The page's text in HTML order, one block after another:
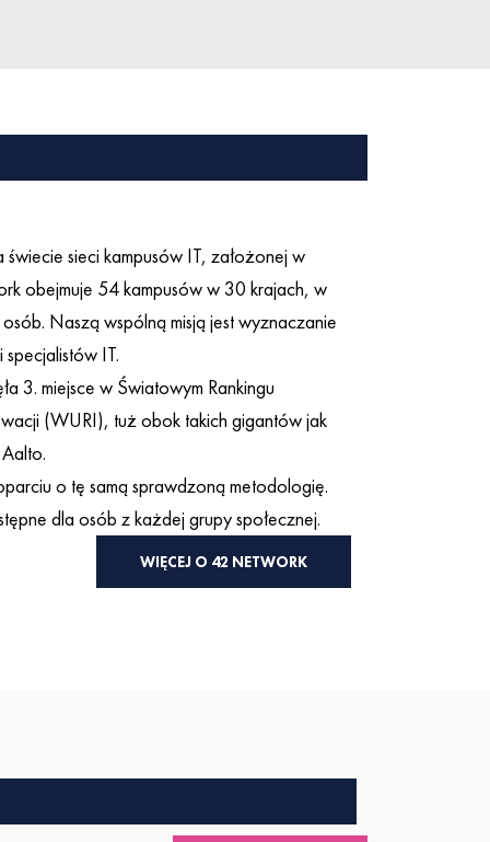
świecie sieci kampusów IT, założonej w
obejmuje 54 kampusów w 30 krajach, w
Naszą wspólną misją jest wyznaczanie
IT.
3. miejsce w Światowym Rankingu
(WURI), tuż obok takich gigantów jak
o tę samą sprawdzoną metodologię.
dla osób z każdej grupy społecznej.
WIĘCEJ O 42 NETWORK